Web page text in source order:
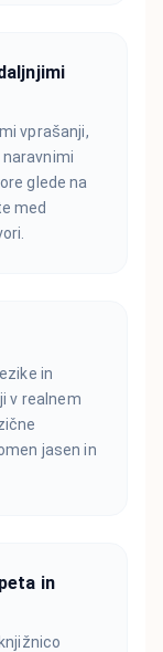
vprašanji,
glede na
med
in
v realnem
jasen in
in